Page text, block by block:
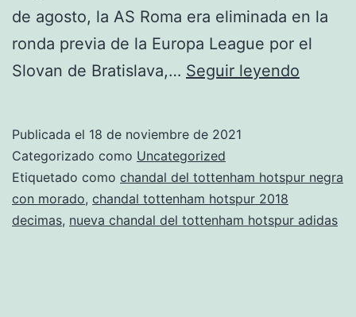
de agosto, la AS Roma era eliminada en la
ronda previa de la Europa League por el
Slovan de Bratislava,… Seguir leyendo
2018
Publicada el 18 de noviembre de 2021
Categorizado como Uncategorized
Etiquetado como chandal del tottenham hotspur negra
con morado, chandal tottenham hotspur 2018
decimas, nueva chandal del tottenham hotspur adidas